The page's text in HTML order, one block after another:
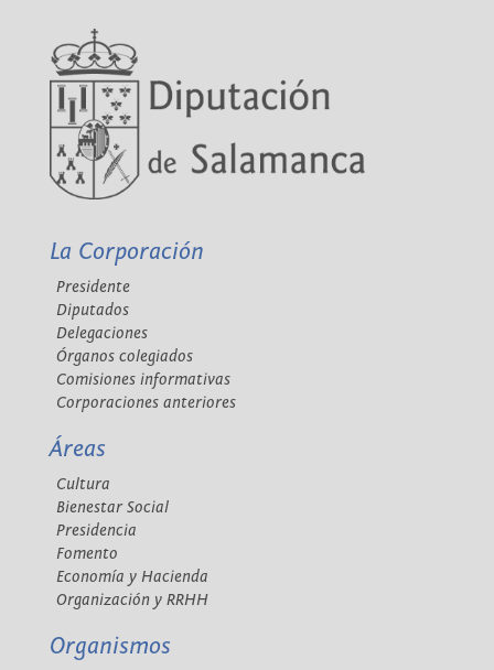
La Corporación
Presidente
Diputados
Delegaciones
Órganos colegiados
Comisiones informativas
Corporaciones anteriores
Áreas
Cultura
Bienestar Social
Presidencia
Fomento
Economía y Hacienda
Organización y RRHH
Organismos